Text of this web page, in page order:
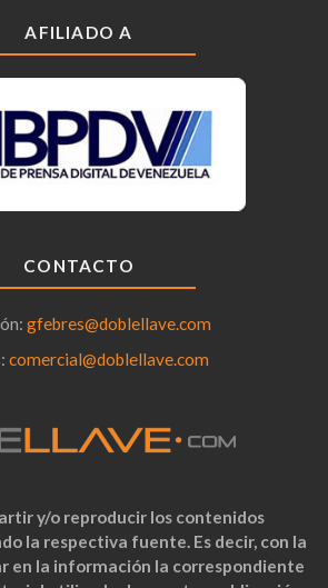
AFILIADO A
CONTACTO
gfebres@doblellave.com
comercial@doblellave.com
y/o reproducir los contenidos
la respectiva fuente. Es decir, con la
en la información la correspondiente